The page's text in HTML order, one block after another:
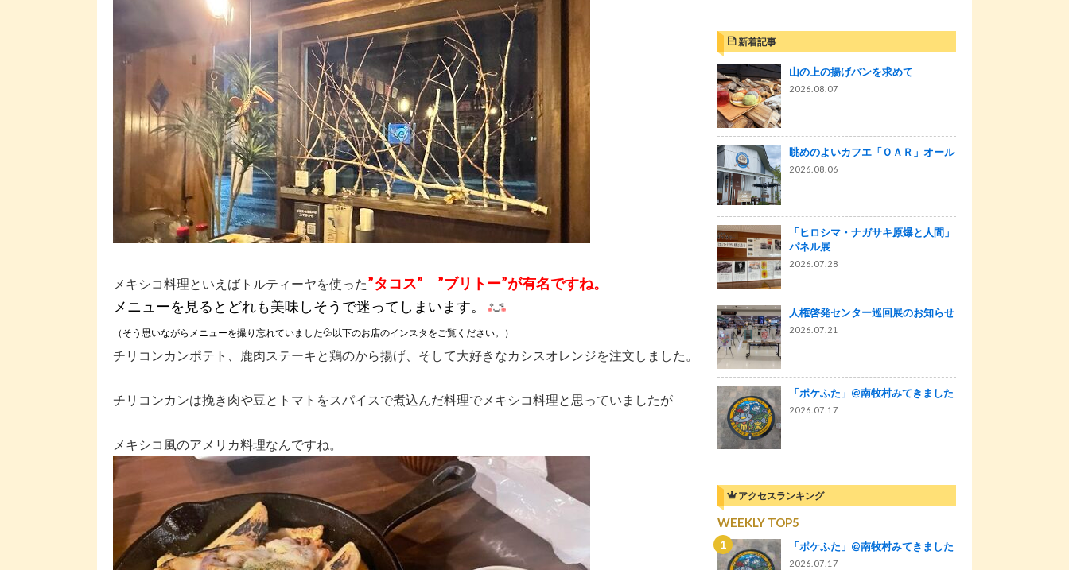
メキシコ料理といえばトルティーヤを使った”タコス” ”ブリトー”が有名ですね。
メニューを見るとどれも美味しそうで迷ってしまいます。
（そう思いながらメニューを撮り忘れていました💦以下のお店のインスタをご覧ください。）
チリコンカンポテト、鹿肉ステーキと鶏のから揚げ、そして大好きなカシスオレンジを注文しました。
チリコンカンは挽き肉や豆とトマトをスパイスで煮込んだ料理でメキシコ料理と思っていましたが
メキシコ風のアメリカ料理なんですね。
新着記事
山の上の揚げパンを求めて
2026.08.07
眺めのよいカフエ「ＯＡＲ」オール
2026.08.06
「ヒロシマ・ナガサキ原爆と人間」
パネル展
2026.07.28
人権啓発センター巡回展のお知らせ
2026.07.21
「ポケふた」@南牧村みてきました
2026.07.17
アクセスランキング
WEEKLY TOP5
「ポケふた」@南牧村みてきました
2026.07.17